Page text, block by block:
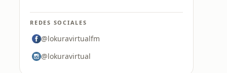
REDES SOCIALES
@lokuravirtualfm
@lokuravirtual